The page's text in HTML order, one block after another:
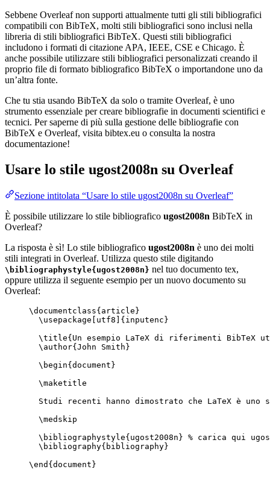
Sebbene Overleaf non supporti attualmente tutti gli stili bibliografici
compatibili con BibTeX, molti stili bibliografici sono inclusi nella
libreria di stili bibliografici BibTeX. Questi stili bibliografici
includono i formati di citazione APA, IEEE, CSE e Chicago. È
anche possibile utilizzare stili bibliografici personalizzati creando il
proprio file di formato bibliografico BibTeX o importandone uno da
un’altra fonte.
Che tu stia usando BibTeX da solo o tramite Overleaf, è uno
strumento essenziale per creare bibliografie in documenti scientifici e
tecnici. Per saperne di più sulla gestione delle bibliografie con
BibTeX e Overleaf, visita bibtex.eu o consulta la nostra
documentazione!
Usare lo stile ugost2008n su Overleaf
Sezione intitolata “Usare lo stile ugost2008n su Overleaf”
È possibile utilizzare lo stile bibliografico ugost2008n BibTeX in
Overleaf?
La risposta è sì! Lo stile bibliografico ugost2008n è uno dei molti
stili integrati in Overleaf. Utilizza questo stile digitando
\bibliographystyle{ugost2008n} nel tuo documento tex,
oppure utilizza il seguente esempio per un nuovo documento su
Overleaf:
\documentclass{ article }
\usepackage
utf8 ]{ inputenc }
\title{Un esempio LaTeX di riferimenti
\author{John Smith}
\begin{ document }
\maketitle
Studi recenti hanno dimostrato che LaTeX è
\medskip
\bibliographystyle{ugost2008n} % carica qui
\bibliography{bibliography}
\end { document }